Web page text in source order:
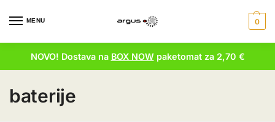
MENU 0
NOVO! Dostava na BOX NOWpaketomat za 2,70 €
baterije